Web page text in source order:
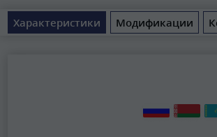
Характеристики Модификации